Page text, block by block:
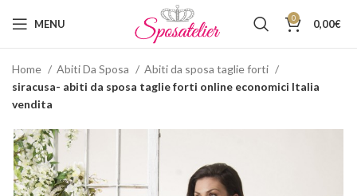
MENU 0 0,00€
Home Abiti Da Sposa
Abiti da sposa taglie forti
siracusa- abiti da sposa taglie forti online economici Italia
vendita